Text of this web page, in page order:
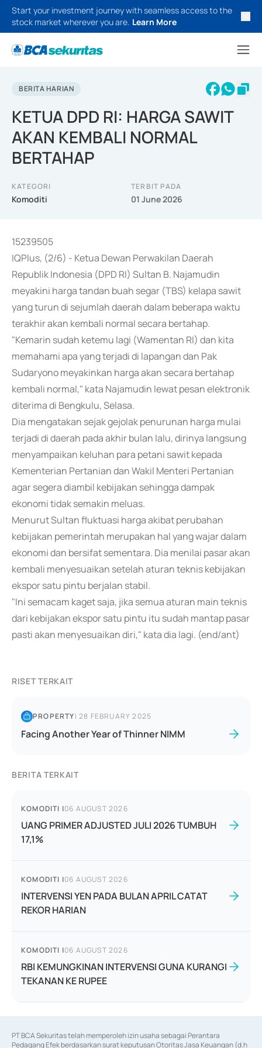
Start your investment journey with seamless access to the
stock market wherever you are. Learn More
BERITA HARIAN
KETUA DPD RI: HARGA SAWIT
AKAN KEMBALI NORMAL
BERTAHAP
KATEGORI
Komoditi
TERBIT PADA
01 June 2026
15239505
IQPlus, (2/6) - Ketua Dewan Perwakilan Daerah
Republik Indonesia (DPD RI) Sultan B. Najamudin
meyakini harga tandan buah segar (TBS) kelapa sawit
yang turun di sejumlah daerah dalam beberapa waktu
terakhir akan kembali normal secara bertahap.
"Kemarin sudah ketemu lagi (Wamentan RI) dan kita
memahami apa yang terjadi di lapangan dan Pak
Sudaryono meyakinkan harga akan secara bertahap
kembali normal," kata Najamudin lewat pesan elektronik
diterima di Bengkulu, Selasa.
Dia mengatakan sejak gejolak penurunan harga mulai
terjadi di daerah pada akhir bulan lalu, dirinya langsung
menyampaikan keluhan para petani sawit kepada
Kementerian Pertanian dan Wakil Menteri Pertanian
agar segera diambil kebijakan sehingga dampak
ekonomi tidak semakin meluas.
Menurut Sultan fluktuasi harga akibat perubahan
kebijakan pemerintah merupakan hal yang wajar dalam
ekonomi dan bersifat sementara. Dia menilai pasar akan
kembali menyesuaikan setelah aturan teknis kebijakan
ekspor satu pintu berjalan stabil.
"Ini semacam kaget saja, jika semua aturan main teknis
dari kebijakan ekspor satu pintu itu sudah mantap pasar
pasti akan menyesuaikan diri," kata dia lagi. (end/ant)
RISET TERKAIT
PROPERTY|28 FEBRUARY 2025
Facing Another Year of Thinner NIMM
BERITA TERKAIT
KOMODITI |06 AUGUST 2026
UANG PRIMER ADJUSTED JULI 2026 TUMBUH
17,1%
KOMODITI |06 AUGUST 2026
INTERVENSI YEN PADA BULAN APRIL CATAT
REKOR HARIAN
KOMODITI |06 AUGUST 2026
RBI KEMUNGKINAN INTERVENSI GUNA KURANGI
TEKANAN KE RUPEE
PT BCA Sekuritas telah memperoleh izin usaha sebagai Perantara
Pedagang Efek berdasarkan surat keputusan Otoritas Jasa Keuangan (d.h